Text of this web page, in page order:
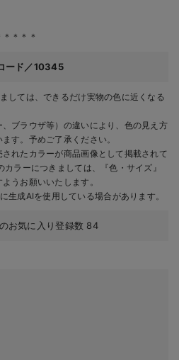
＊＊＊
ード／10345
しては、できるだけ実物の色に近くなる
ブラウザ等）の違いにより、色の見え方
す。予めご了承ください。
れたカラーが商品画像として掲載されて
ラーにつきましては、『色・サイズ』
うお願いいたします。
生成AIを使用している場合があります。
お気に入り登録数 84